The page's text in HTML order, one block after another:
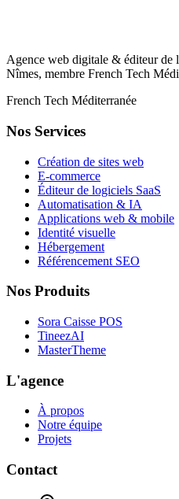
Agence web digitale & éditeur de
Nîmes, membre French Tech
French Tech Méditerranée
Nos Services
Création de sites web
E-commerce
Éditeur de logiciels SaaS
Automatisation & IA
Applications web & mobile
Identité visuelle
Hébergement
Référencement SEO
Nos Produits
Sora Caisse POS
TineezAI
MasterTheme
L'agence
À propos
Notre équipe
Projets
Contact